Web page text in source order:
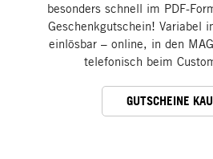
besonders schnell im PDF-
Geschenkgutschein! Variabel
einlösbar – online, in den
telefonisch beim
GUTSCHEINE